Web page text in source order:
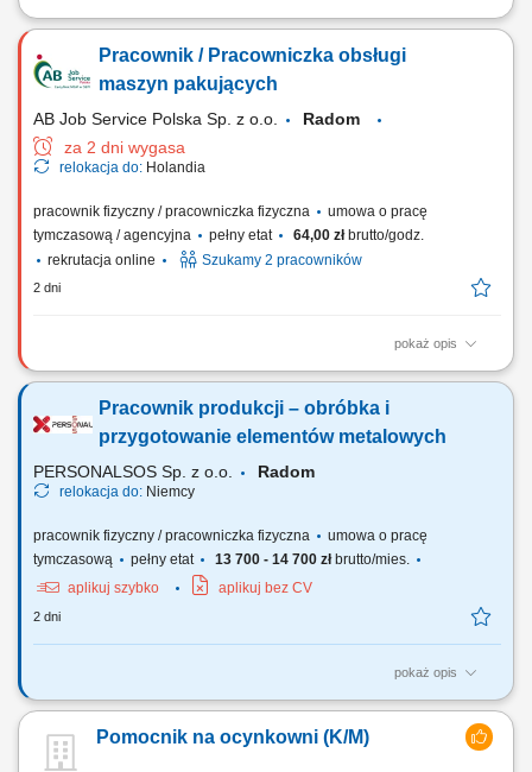
Zakres obowiązków Obsługa i ustawianie maszyn drukarskich;
jakości wykonywanych wydruków oraz bieżące usuwanie niezgodności
jakościowych; Nadzór nad prawidłowym przebiegiem procesu
Pracownik / Pracowniczka obsługi
maszyn pakujących
AB Job Service Polska Sp. z o.o.
Radom
za 2 dni wygasa
relokacja do: Holandia
pracownik fizyczny / pracowniczka fizyczna
umowa o pracę
tymczasową / agencyjna
pełny etat 64,00 złbrutto/godz.
rekrutacja online
Szukamy 2 pracowników
2 dni
pokaż opis
Zakres obowiązków: Naklejanie etykiet na gotowe produkty mięsne.
gotowych kartonów na paletach. Obsługa oraz podstawowe ustawianie
parametrów maszyn pakujących. Bieżąca kontrola jakości pakowanych
Pracownik produkcji – obróbka i
przygotowanie elementów metalowych
PERSONALSOS Sp. z o.o. Radom
relokacja do: Niemcy
pracownik fizyczny / pracowniczka fizyczna
umowa o pracę
tymczasową
pełny etat 13 700 - 14 700 złbrutto/mies.
aplikuj szybko
aplikuj bez CV
2 dni
pokaż opis
Opis stanowiska: przygotowywanie elementów metalowych do procesu
obróbki powierzchniowej, nakładanie powłok ochronnych na elementy
metalowe zgodnie z obowiązującymi standardami, szlifowanie
elementów przy użyciu szlifierki kątowej, zawieszanie elementów
Pomocnik na ocynkowni (K/M)